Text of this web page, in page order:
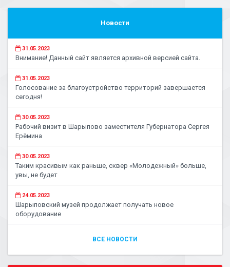
Новости
31.05.2023
Внимание! Данный сайт является архивной версией сайта.
31.05.2023
Голосование за благоустройство территорий завершается
сегодня!
30.05.2023
Рабочий визит в Шарыпово заместителя Губернатора Сергея
Ерёмина
30.05.2023
Таким красивым как раньше, сквер «Молодежный» больше,
увы, не будет
24.05.2023
Шарыповский музей продолжает получать новое
оборудование
ВСЕ НОВОСТИ